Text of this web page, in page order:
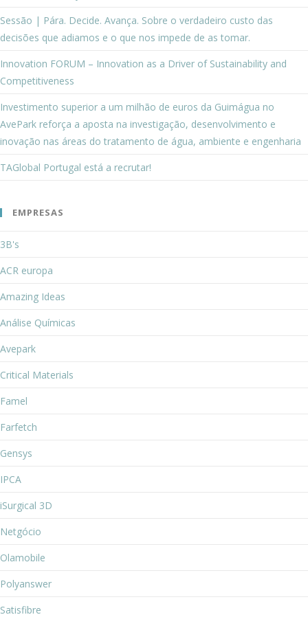
Sessão | Pára. Decide. Avança. Sobre o verdadeiro custo das
decisões que adiamos e o que nos impede de as tomar.
Innovation FORUM – Innovation as a Driver of Sustainability and
Competitiveness
Investimento superior a um milhão de euros da Guimágua no
AvePark reforça a aposta na investigação, desenvolvimento e
inovação nas áreas do tratamento de água, ambiente e engenharia
TAGlobal Portugal está a recrutar!
EMPRESAS
3B's
ACR europa
Amazing Ideas
Análise Químicas
Avepark
Critical Materials
Famel
Farfetch
Gensys
IPCA
iSurgical 3D
Netgócio
Olamobile
Polyanswer
Satisfibre